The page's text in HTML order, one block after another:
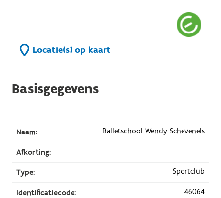
Locatie(s) op kaart
Basisgegevens
Naam: Balletschool Wendy Schevenels
Afkorting:
Type: Sportclub
Identificatiecode: 46064